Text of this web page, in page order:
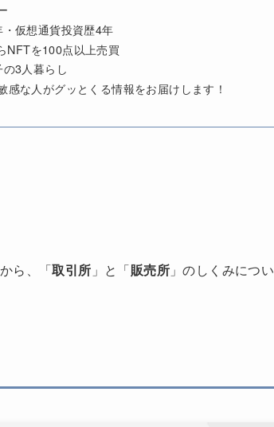
仮想通貨投資歴4年
NFTを100点以上売買
3人暮らし
感な人がグッとくる情報をお届けします！
ら、「取引所 」と「販売所 」のしくみについ